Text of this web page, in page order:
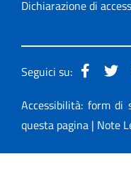
Dichiarazione di
Seguici su:
Accessibilità: form di
questa pagina | Note